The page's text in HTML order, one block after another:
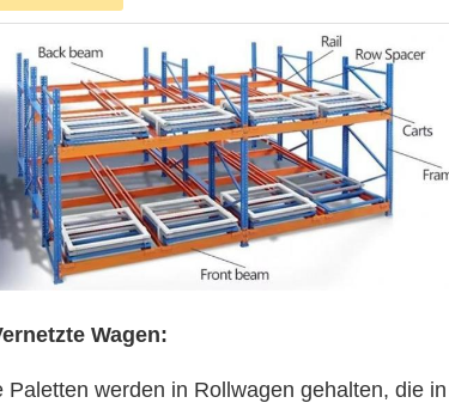
Wagen:
Paletten werden in Rollwagen gehalten, die in